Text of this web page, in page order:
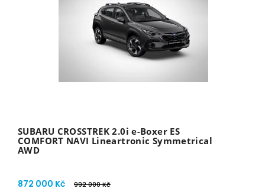
SUBARU CROSSTREK 2.0i e-Boxer ES
COMFORT NAVI Lineartronic Symmetrical
AWD
872 000 Kč 992 000 Kč